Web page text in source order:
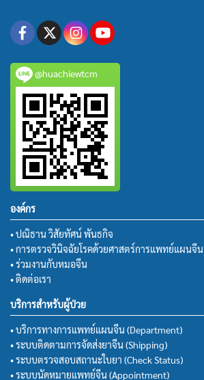
@huachiewtcm
องค์กร
• ปณิธาน วิสัยทัศน์ พันธกิจ
• การตรวจวินิจฉัยโรคด้วยศาสตร์การแพทย์แผนจีน
• ร่วมงานกับหมอจีน
• ติดต่อเรา
บริการสำหรับผู้ป่วย
• บริการทางการแพทย์แผนจีน (Department)
• ระบบติดตามการจัดส่งยาจีน (Shipping)
• ระบบตรวจสอบสถานะใบยา (Check Status)
• ระบบนัดหมายแพทย์จีน (Appointment)